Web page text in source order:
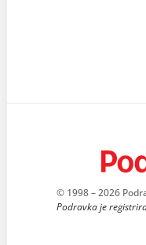
© 1998 – 2026
Podravka je